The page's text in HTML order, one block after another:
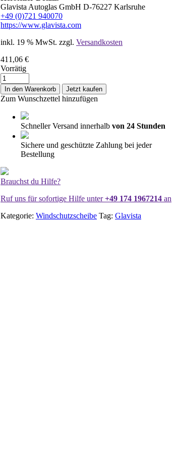
Glavista Autoglas GmbH D-76227 Karlsruhe
+49 (0)721 940070
https://www.glavista.com
inkl. 19 % MwSt. zzgl. Versandkosten
411,06 €
Vorrätig
Windschutzscheibe
/
Frontscheibe
FORD
Spiegelhalter+Akustik
Menge
In den Warenkorb Jetzt kaufen
Zum Wunschzettel hinzufügen
Schneller Versand innerhalb von 24 Stunden
Sichere und geschützte Zahlung bei jeder
Bestellung
Brauchst du Hilfe?
Ruf uns für sofortige Hilfe unter+49 174 1967214 an
Kategorie: Windschutzscheibe Tag: Glavista